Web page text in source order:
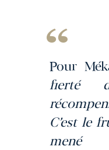
Pour
fierté
C’est le
mené